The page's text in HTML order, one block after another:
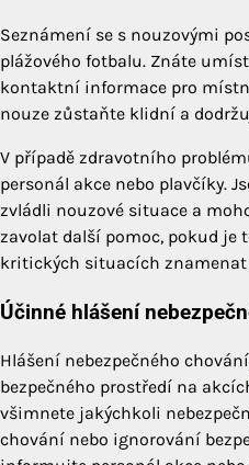
Seznámení se s nouzovými
plážového fotbalu. Znáte
kontaktní informace pro
nouze zůstaňte klidní a
V případě zdravotního
personál akce nebo plavčíky.
zvládli nouzové situace a
zavolat další pomoc, pokud je
kritických situacích
Účinné hlášení
Hlášení nebezpečného
bezpečného prostředí na
všimnete jakýchkoli
chování nebo ignorování